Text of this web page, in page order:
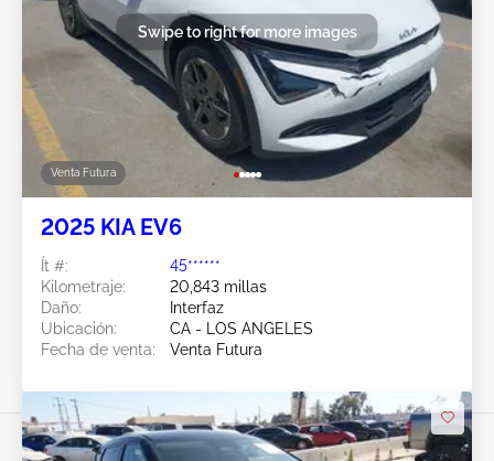
Venta Futura
Swipe to right for more images
2025 KIA EV6
Ít #:
45******
Kilometraje:
20,843 millas
Daño:
Interfaz
Ubicación:
CA - LOS ANGELES
Fecha de venta:
Venta Futura